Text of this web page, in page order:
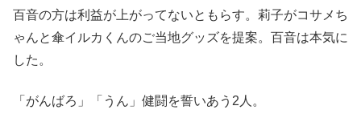
百音の方は利益が上がってないともらす。莉子がコサメち
ゃんと傘イルカくんのご当地グッズを提案。百音は本気に
した。
「がんばろ」「うん」健闘を誓いあう2人。